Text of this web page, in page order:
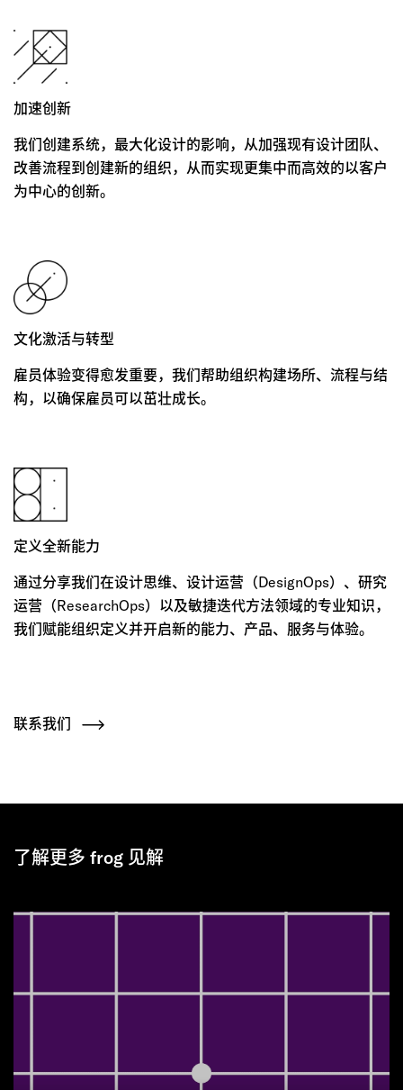
加速创新
我们创建系统，最大化设计的影响，从加强现有设计团队、
改善流程到创建新的组织，从而实现更集中而高效的以客户
为中心的创新。
文化激活与转型
雇员体验变得愈发重要，我们帮助组织构建场所、流程与结
构，以确保雇员可以茁壮成长。
定义全新能力
通过分享我们在设计思维、设计运营（DesignOps）、研究
运营（ResearchOps）以及敏捷迭代方法领域的专业知识，
我们赋能组织定义并开启新的能力、产品、服务与体验。
联系我们
了解更多 frog 见解